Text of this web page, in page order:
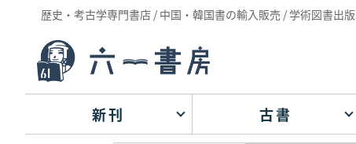
歴史・考古学専門書店 / 中国・韓国書の輸入販売 / 学術図書出版
新刊 古書